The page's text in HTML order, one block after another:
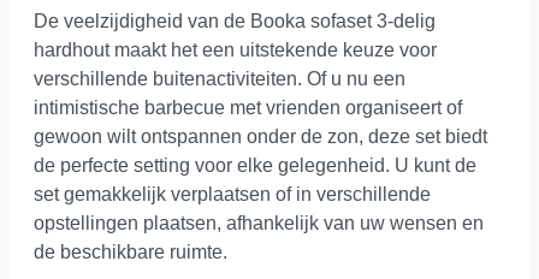
De veelzijdigheid van de Booka sofaset 3-delig
hardhout maakt het een uitstekende keuze voor
verschillende buitenactiviteiten. Of u nu een
intimistische barbecue met vrienden organiseert of
gewoon wilt ontspannen onder de zon, deze set biedt
de perfecte setting voor elke gelegenheid. U kunt de
set gemakkelijk verplaatsen of in verschillende
opstellingen plaatsen, afhankelijk van uw wensen en
de beschikbare ruimte.